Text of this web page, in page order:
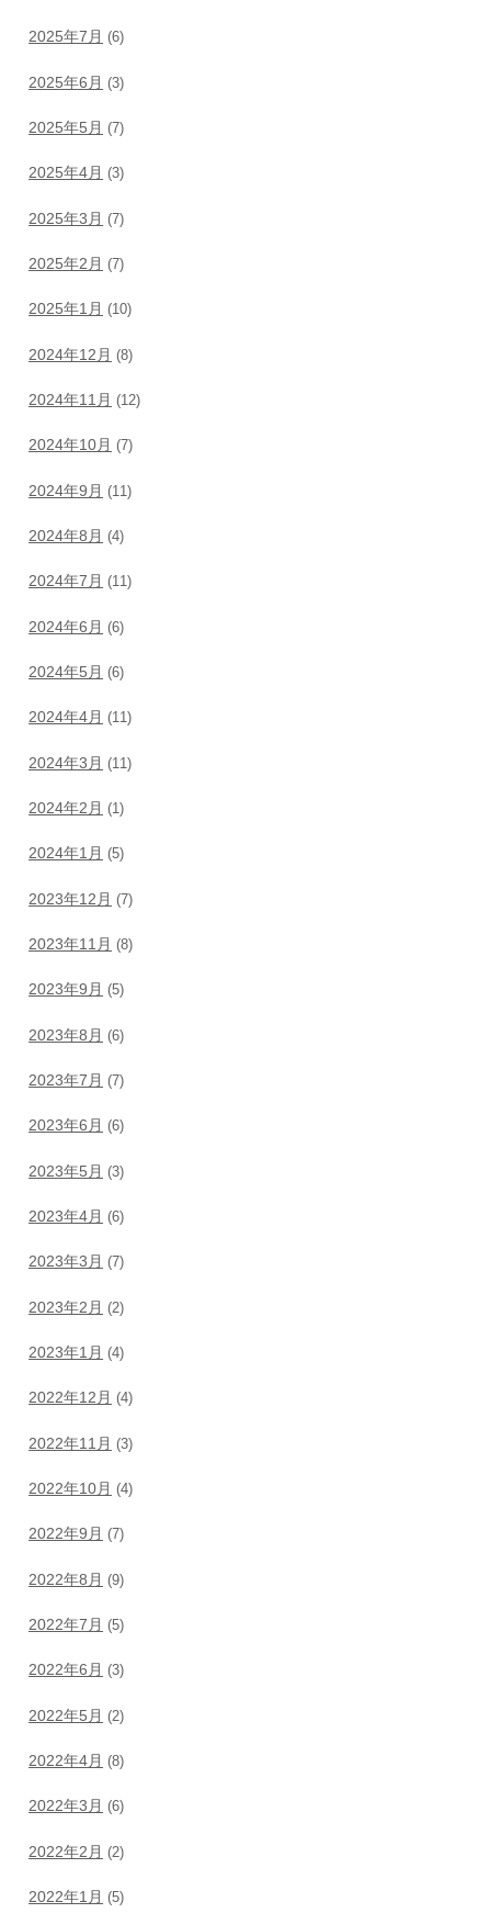
2025年7月 (6)
2025年6月 (3)
2025年5月 (7)
2025年4月 (3)
2025年3月 (7)
2025年2月 (7)
2025年1月 (10)
2024年12月 (8)
2024年11月 (12)
2024年10月 (7)
2024年9月 (11)
2024年8月 (4)
2024年7月 (11)
2024年6月 (6)
2024年5月 (6)
2024年4月 (11)
2024年3月 (11)
2024年2月 (1)
2024年1月 (5)
2023年12月 (7)
2023年11月 (8)
2023年9月 (5)
2023年8月 (6)
2023年7月 (7)
2023年6月 (6)
2023年5月 (3)
2023年4月 (6)
2023年3月 (7)
2023年2月 (2)
2023年1月 (4)
2022年12月 (4)
2022年11月 (3)
2022年10月 (4)
2022年9月 (7)
2022年8月 (9)
2022年7月 (5)
2022年6月 (3)
2022年5月 (2)
2022年4月 (8)
2022年3月 (6)
2022年2月 (2)
2022年1月 (5)